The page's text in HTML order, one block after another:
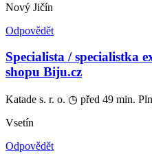
Nový Jičín
Odpovědět
Specialista / specialistka
shopu Biju.cz
Katade s. r. o. ◷ před 49 min.
Vsetín
Odpovědět